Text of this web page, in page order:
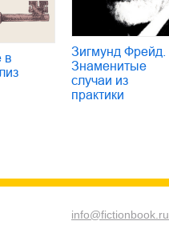
в
Зигмунд Фрейд.
Знаменитые
случаи из
практики
info@fictionbook.ru